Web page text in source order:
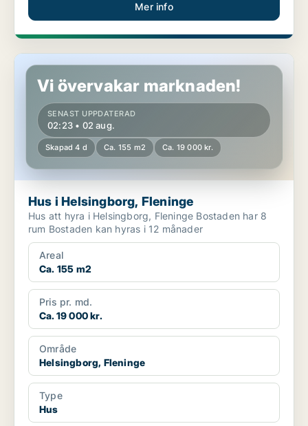
Mer info
Hus i Helsingborg, Fleninge
Vi övervakar marknaden!
SENAST UPPDATERAD
02:23 • 02 aug.
Skapad 4 d Ca. 155 m2 Ca. 19 000 kr.
Hus i Helsingborg, Fleninge
Hus att hyra i Helsingborg, Fleninge Bostaden har 8
rum Bostaden kan hyras i 12 månader
Areal
Ca. 155 m2
Pris pr. md.
Ca. 19 000 kr.
Område
Helsingborg, Fleninge
Type
Hus